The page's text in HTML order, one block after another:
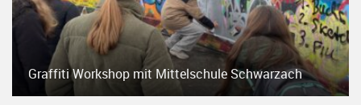
Graffiti Workshop mit Mittelschule Schwarzach